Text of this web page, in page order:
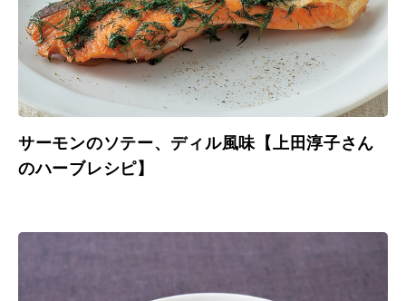
サーモンのソテー、ディル風味【上田淳子さん
のハーブレシピ】